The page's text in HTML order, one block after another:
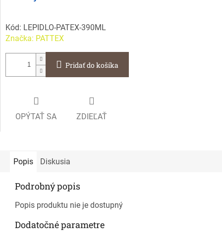
Kód: LEPIDLO-PATEX-390ML
Značka: PATTEX
Pridať do košíka
OPÝTAŤ SA ZDIEĽAŤ
Popis Diskusia
Podrobný popis
Popis produktu nie je dostupný
Dodatočné parametre